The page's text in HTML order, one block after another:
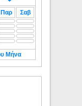
Παρ Σαβ
Μήνα